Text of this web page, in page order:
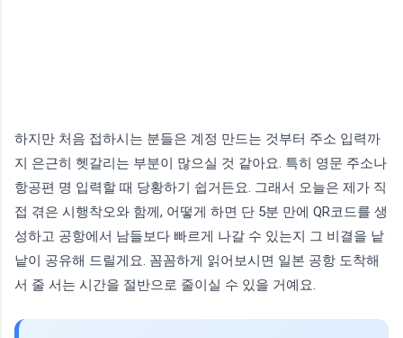
하지만 처음 접하시는 분들은 계정 만드는 것부터 주소 입력까
지 은근히 헷갈리는 부분이 많으실 것 같아요. 특히 영문 주소나
항공편 명 입력할 때 당황하기 쉽거든요. 그래서 오늘은 제가 직
접 겪은 시행착오와 함께, 어떻게 하면 단 5분 만에 QR코드를 생
성하고 공항에서 남들보다 빠르게 나갈 수 있는지 그 비결을 낱
낱이 공유해 드릴게요. 꼼꼼하게 읽어보시면 일본 공항 도착해
서 줄 서는 시간을 절반으로 줄이실 수 있을 거예요.